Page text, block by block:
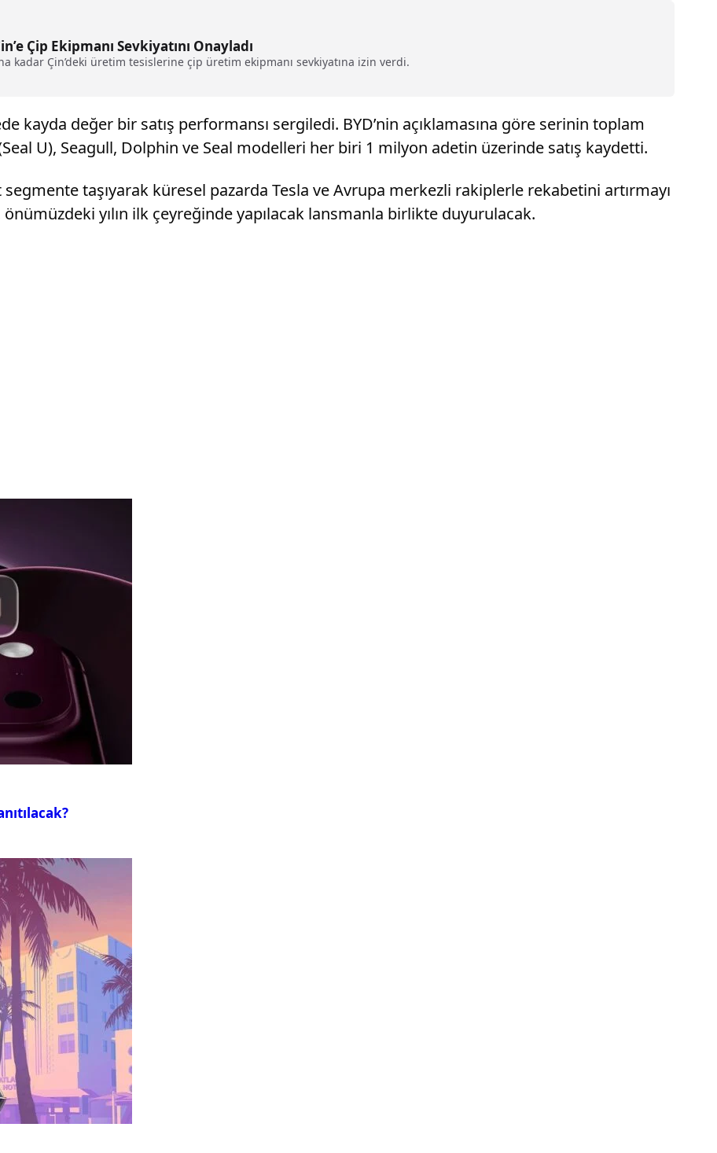
Çip Ekipmanı Sevkiyatını Onayladı
kadar Çin’deki üretim tesislerine çip üretim ekipmanı sevkiyatına izin verdi.
kayda değer bir satış performansı sergiledi. BYD’nin açıklamasına göre serinin toplam
U), Seagull, Dolphin ve Seal modelleri her biri 1 milyon adetin üzerinde satış kaydetti.
taşıyarak küresel pazarda Tesla ve Avrupa merkezli rakiplerle rekabetini artırmayı
yılın ilk çeyreğinde yapılacak lansmanla birlikte duyurulacak.